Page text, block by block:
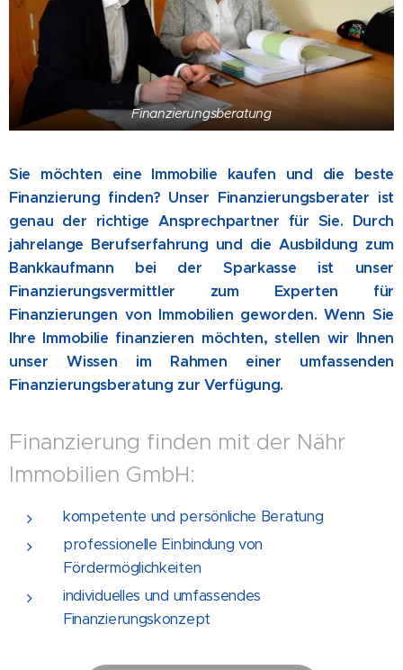
Finanzierungsberatung
Sie möchten eine Immobilie kaufen und die beste
Finanzierung finden? Unser Finanzierungsberater ist
genau der richtige Ansprechpartner für Sie. Durch
jahrelange Berufserfahrung und die Ausbildung zum
Bankkaufmann bei der Sparkasse ist unser
Finanzierungsvermittler zum Experten für
Finanzierungen von Immobilien geworden. Wenn Sie
Ihre Immobilie finanzieren möchten, stellen wir Ihnen
unser Wissen im Rahmen einer umfassenden
Finanzierungsberatung zur Verfügung.
Finanzierung finden mit der Nähr
Immobilien GmbH:
kompetente und persönliche Beratung
professionelle Einbindung von
Fördermöglichkeiten
individuelles und umfassendes
Finanzierungskonzept